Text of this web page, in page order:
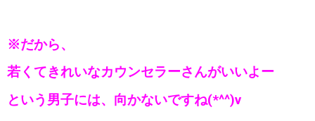
※だから、
若くてきれいなカウンセラーさんがいいよー
という男子には、向かないですね(*^^)v